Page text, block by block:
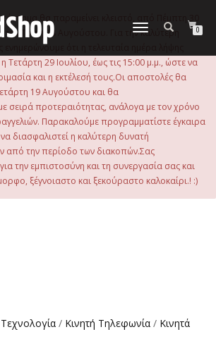
Εναλλαγή
0
θα παραμείνει κλειστό, από Πέμπτη 30
την Τρίτη 18 Αυγούστου. Για την καλύτερη
ενημερώνουμε ότι η τελευταία ημέρα λήψης
Τετάρτη 29 Ιουλίου, έως τις 15:00 μ.μ., ώστε να
και η εκτέλεσή τους.Οι αποστολές θα
19 Αυγούστου και θα
σειρά προτεραιότητας, ανάλογα με τον χρόνο
Παρακαλούμε προγραμματίστε έγκαιρα
διασφαλιστεί η καλύτερη δυνατή
από την περίοδο των διακοπών.Σας
την εμπιστοσύνη και τη συνεργασία σας και
ξέγνοιαστο και ξεκούραστο καλοκαίρι.! :)
Τεχνολογία / Κινητή Τηλεφωνία / Κινητά